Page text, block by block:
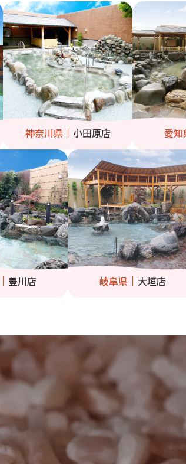
神奈川県 小田原店 愛知
豊川店 岐阜県 大垣店